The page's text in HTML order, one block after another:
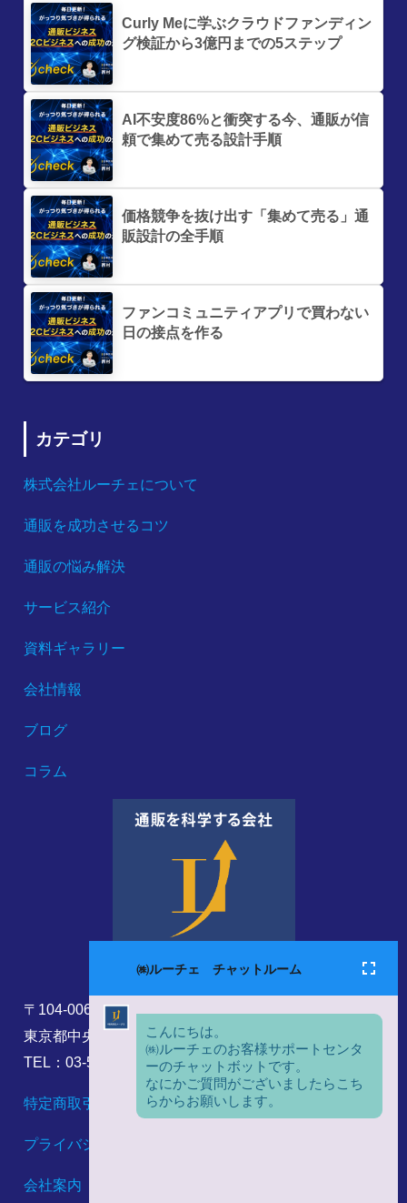
Curly Meに学ぶクラウドファンディン
グ検証から3億円までの5ステップ
AI不安度86%と衝突する今、通販が信
頼で集めて売る設計手順
価格競争を抜け出す「集めて売る」通
販設計の全手順
ファンコミュニティアプリで買わない
日の接点を作る
カテゴリ
株式会社ルーチェについて
通販を成功させるコツ
通販の悩み解決
サービス紹介
資料ギャラリー
会社情報
ブログ
コラム
〒104-0061
東京都中央区銀座8丁目17番5号
TEL：03-5860-6173
特定商取引法に基づく表記
プライバシーポリシー
会社案内